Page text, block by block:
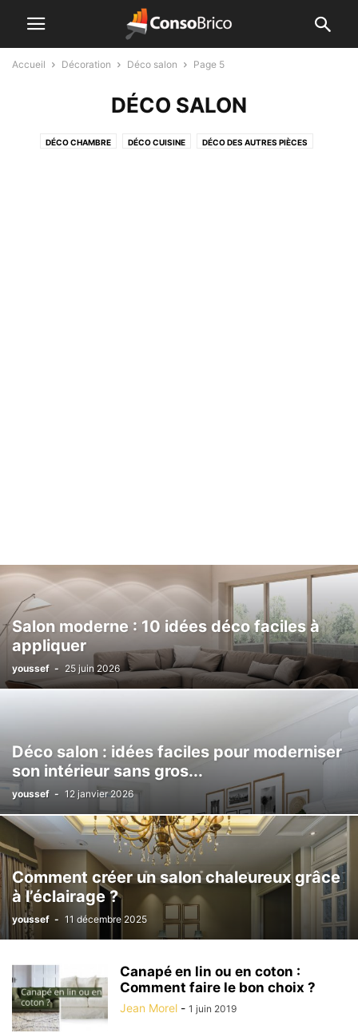
Accueil Décoration Déco salon Page 5
DÉCO SALON
DÉCO CHAMBRE DÉCO CUISINE DÉCO DES AUTRES PIÈCES
Salon moderne : 10 idées déco faciles à
appliquer
youssef - 25 juin 2026
Déco salon : idées faciles pour moderniser
son intérieur sans gros...
youssef - 12 janvier 2026
Comment créer un salon chaleureux grâce
à l’éclairage ?
youssef - 11 décembre 2025
Canapé en lin ou en coton :
Comment faire le bon choix ?
Jean Morel - 1 juin 2019